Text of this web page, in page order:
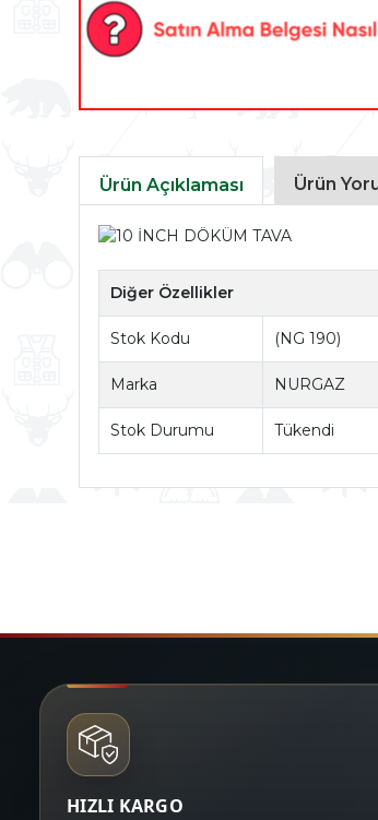
Ürün Açıklaması Ürün
Diğer Özellikler
Stok Kodu (NG 190)
Marka NURGAZ
Stok Durumu Tükendi
HIZLI KARGO